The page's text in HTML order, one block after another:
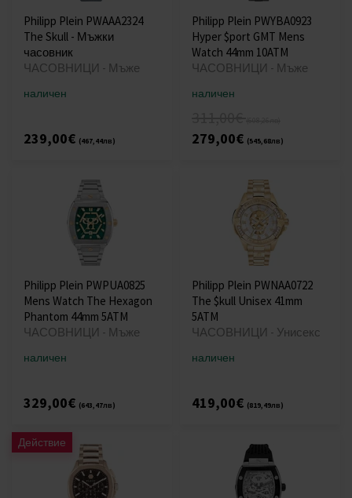
Philipp Plein PWAAA2324
The Skull - Мъжки
часовник
ЧАСОВНИЦИ - Мъже
наличен
239,00€ (467,44лв)
Philipp Plein PWYBA0923
Hyper $port GMT Mens
Watch 44mm 10ATM
ЧАСОВНИЦИ - Мъже
наличен
279,00€ (545,68лв)
Philipp Plein PWPUA0825
Mens Watch The Hexagon
Phantom 44mm 5ATM
ЧАСОВНИЦИ - Мъже
наличен
329,00€ (643,47лв)
Philipp Plein PWNAA0722
The $kull Unisex 41mm
5ATM
ЧАСОВНИЦИ - Унисекс
наличен
419,00€ (819,49лв)
Действие